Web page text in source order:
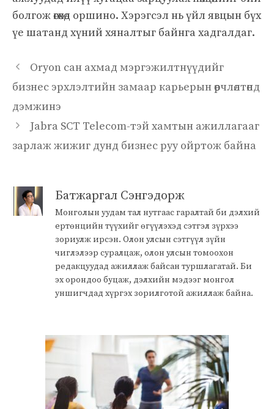
болгож өгөхөд оршино. Хэрэгсэл нь үйл явцын бүх
үе шатанд хүний хяналтыг байнга хадгалдаг.
Oryon сан ахмад мэргэжилтнүүдийг
бизнес эрхлэлтийн замаар карьерын өөрчлөлтөнд
дэмжинэ
Jabra SCT Telecom-тэй хамтын ажиллагааг
зарлаж жижиг дунд бизнес руу ойртож байна
Батжаргал Сэнгэдорж
Монголын уудам тал нутгаас гаралтай би дэлхий
ертөнцийн түүхийг өгүүлэхэд сэтгэл зүрхээ
зориулж ирсэн. Олон улсын сэтгүүл зүйн
чиглэлээр суралцаж, олон улсын томоохон
редакцуудад ажиллаж байсан туршлагатай. Би
эх орондоо буцаж, дэлхийн мэдээг монгол
уншигчдад хүргэх зорилготой ажиллаж байна.